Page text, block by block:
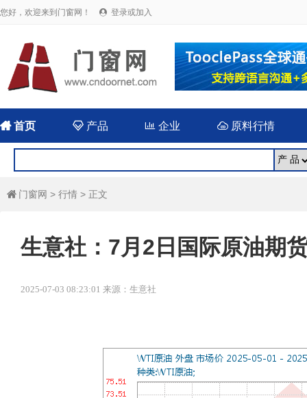
您好，欢迎来到门窗网！  登录或加入
首页 产品  企业 原料行情
 门窗网 > 行情 > 正文
生意社：7月2日国际原油期
2025-07-03 08:23:01 来源：生意社